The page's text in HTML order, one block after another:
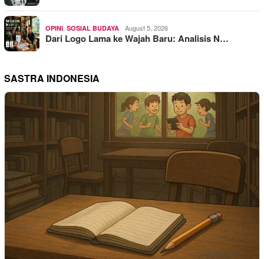
OPINI SOSIAL BUDAYA August 5, 2026
Dari Logo Lama ke Wajah Baru: Analisis N…
SASTRA INDONESIA